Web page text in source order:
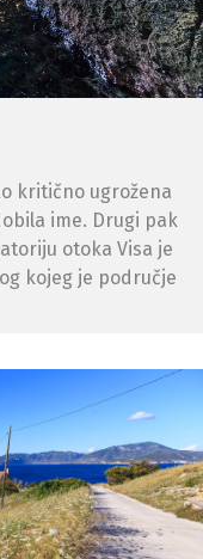
kritično ugrožena
ime. Drugi pak
otoka Visa je
kojeg je područje